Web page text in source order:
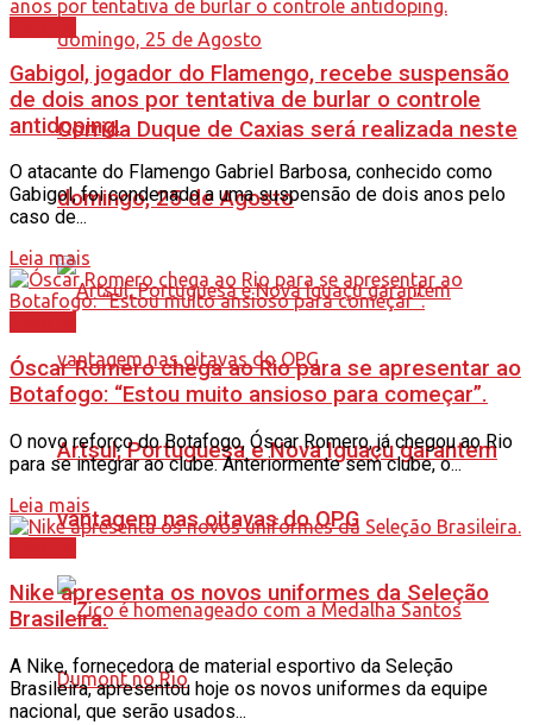
Corrida Duque de Caxias será realizada neste
domingo, 25 de Agosto
Artsul, Portuguesa e Nova Iguaçu garantem
vantagem nas oitavas do OPG
Gabigol, jogador do Flamengo, recebe suspensão
de dois anos por tentativa de burlar o controle
antidoping.
O atacante do Flamengo Gabriel Barbosa, conhecido como
Gabigol, foi condenado a uma suspensão de dois anos pelo
caso de...
Leia mais
Óscar Romero chega ao Rio para se apresentar ao
Botafogo: “Estou muito ansioso para começar”.
O novo reforço do Botafogo, Óscar Romero, já chegou ao Rio
para se integrar ao clube. Anteriormente sem clube, o...
Leia mais
Nike apresenta os novos uniformes da Seleção
Brasileira.
A Nike, fornecedora de material esportivo da Seleção
Brasileira, apresentou hoje os novos uniformes da equipe
nacional, que serão usados...